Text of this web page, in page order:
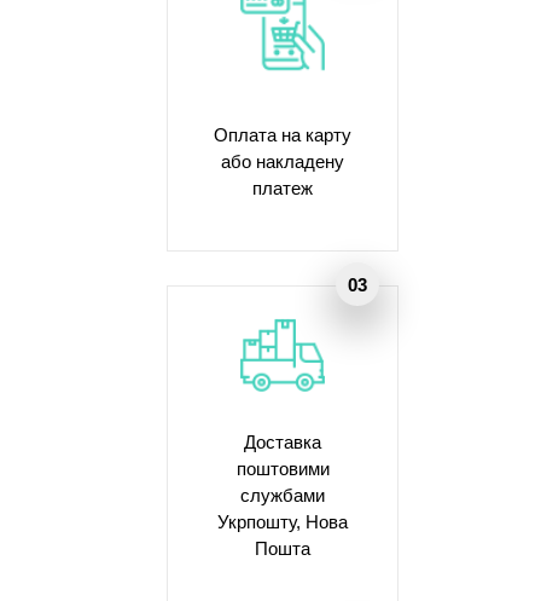
Оплата на карту
або накладену
платеж
Доставка
поштовими
службами
Укрпошту, Нова
Пошта